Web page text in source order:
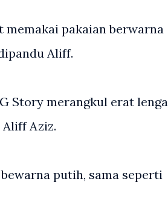
memakai pakaian berwarna
Aliff.
Story merangkul erat
Aziz.
putih, sama seperti